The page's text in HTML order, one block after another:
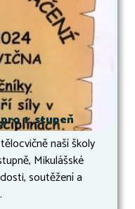
1. stupeň
naší školy
Mikulášské
soutěžení a